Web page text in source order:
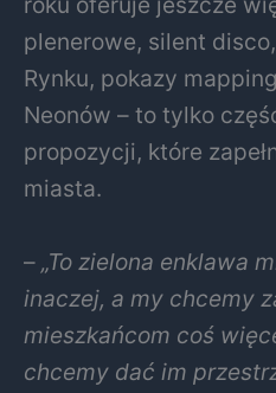
plenerowe, silent
Rynku, pokazy
Neonów – to tylko
propozycji, które
miasta.
– „To zielona enklawa
inaczej, a my chcemy
mieszkańcom coś
chcemy dać im